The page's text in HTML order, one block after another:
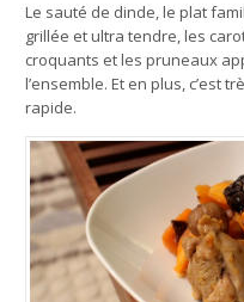
Le sauté de dinde, le plat
grillée et ultra tendre, les
croquants et les pruneaux
l’ensemble. Et en plus, c’est
rapide.